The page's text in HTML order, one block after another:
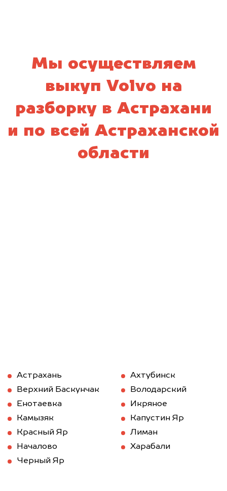
Мы осуществляем
выкуп Volvo на
разборку в Астрахани
и по всей Астраханской
области
Астрахань
Ахтубинск
Верхний Баскунчак
Володарский
Енотаевка
Икряное
Камызяк
Капустин Яр
Красный Яр
Лиман
Началово
Харабали
Черный Яр